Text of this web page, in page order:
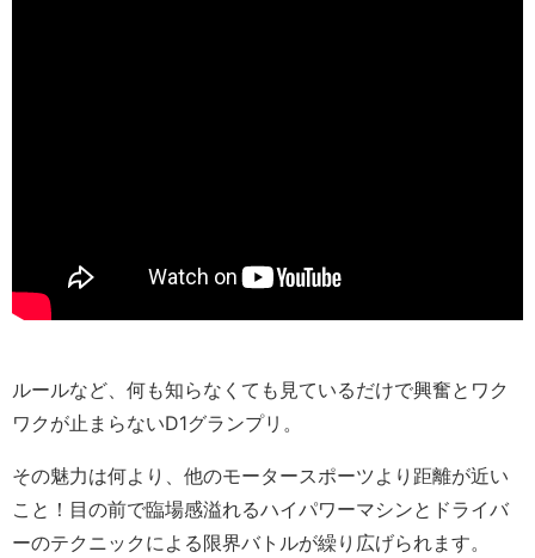
ルールなど、何も知らなくても見ているだけで興奮とワク
ワクが止まらないD1グランプリ。
その魅力は何より、他のモータースポーツより距離が近い
こと！目の前で臨場感溢れるハイパワーマシンとドライバ
ーのテクニックによる限界バトルが繰り広げられます。